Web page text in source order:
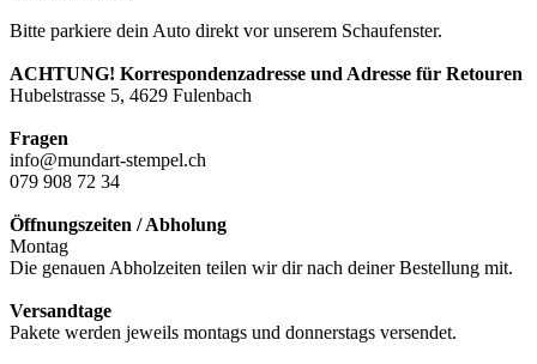
Bitte parkiere dein Auto direkt vor unserem Schaufenster.
ACHTUNG! Korrespondenzadresse und Adresse für Retouren
Hubelstrasse 5, 4629 Fulenbach
Fragen
info@mundart-stempel.ch
079 908 72 34
Öffnungszeiten / Abholung
Montag
Die genauen Abholzeiten teilen wir dir nach deiner Bestellung mit.
Versandtage
Pakete werden jeweils montags und donnerstags versendet.